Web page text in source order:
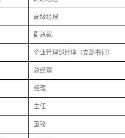
高级经理
副总裁
企业管理部经理（支部书记）
总经理
经理
主任
董秘